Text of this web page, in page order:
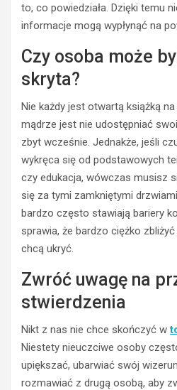
to, co powiedziała. Dzięki temu
informacje mogą wypłynąć na
Czy osoba może
skryta?
Nie każdy jest otwartą książką
mądrze jest nie udostępniać
zbyt wcześnie. Jednakże, jeśli
wykręca się od podstawowych
czy edukacja, wówczas musisz
się za tymi zamkniętymi
bardzo często stawiają bariery
sprawia, że bardzo ciężko
chcą ukryć.
Zwróć uwagę na
stwierdzenia
Nikt z nas nie chce skończyć w
Niestety nieuczciwe osoby
upiększać, ubarwiać swój
rozmawiać z drugą osobą, aby
KATEGORII
b
a